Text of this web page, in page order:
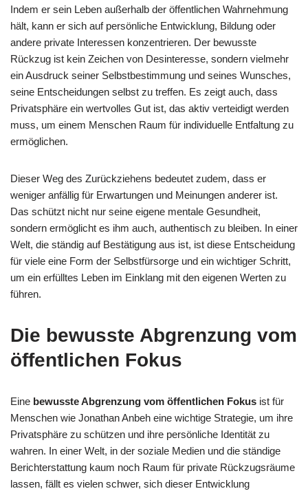
Indem er sein Leben außerhalb der öffentlichen Wahrnehmung
hält, kann er sich auf persönliche Entwicklung, Bildung oder
andere private Interessen konzentrieren. Der bewusste
Rückzug ist kein Zeichen von Desinteresse, sondern vielmehr
ein Ausdruck seiner Selbstbestimmung und seines Wunsches,
seine Entscheidungen selbst zu treffen. Es zeigt auch, dass
Privatsphäre ein wertvolles Gut ist, das aktiv verteidigt werden
muss, um einem Menschen Raum für individuelle Entfaltung zu
ermöglichen.
Dieser Weg des Zurückziehens bedeutet zudem, dass er
weniger anfällig für Erwartungen und Meinungen anderer ist.
Das schützt nicht nur seine eigene mentale Gesundheit,
sondern ermöglicht es ihm auch, authentisch zu bleiben. In einer
Welt, die ständig auf Bestätigung aus ist, ist diese Entscheidung
für viele eine Form der Selbstfürsorge und ein wichtiger Schritt,
um ein erfülltes Leben im Einklang mit den eigenen Werten zu
führen.
Die bewusste Abgrenzung vom
öffentlichen Fokus
Eine bewusste Abgrenzung vom öffentlichen Fokus ist für
Menschen wie Jonathan Anbeh eine wichtige Strategie, um ihre
Privatsphäre zu schützen und ihre persönliche Identität zu
wahren. In einer Welt, in der soziale Medien und die ständige
Berichterstattung kaum noch Raum für private Rückzugsräume
lassen, fällt es vielen schwer, sich dieser Entwicklung